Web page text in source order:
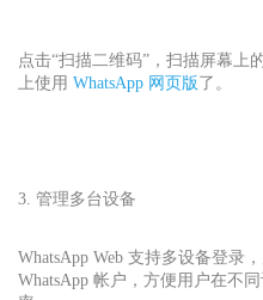
点击“扫描二维码”，扫描屏幕上
上使用 WhatsApp 网页版 了。
3. 管理多台设备
WhatsApp Web 支持多设备登录
WhatsApp 帐户，方便用户在不